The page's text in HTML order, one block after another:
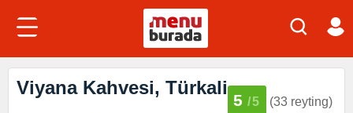
Viyana Kahvesi, Türkali
5 /5 (33 reyting)